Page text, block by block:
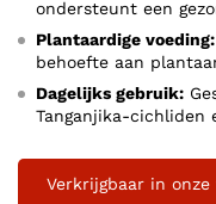
ondersteunt een
Plantaardige voeding:
behoefte aan
Dagelijks gebruik:
Tanganjika-cichliden
Verkrijgbaar in onze